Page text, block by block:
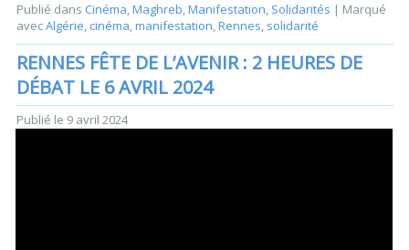
Publié dans Cinéma,Maghreb,Manifestation, Solidarités | Marqué
avecAlgérie, cinéma,manifestation,Rennes, solidarité
RENNES FÊTE DE L’AVENIR : 2 HEURES DE
DÉBAT LE 6 AVRIL 2024
Publié le 9 avril 2024